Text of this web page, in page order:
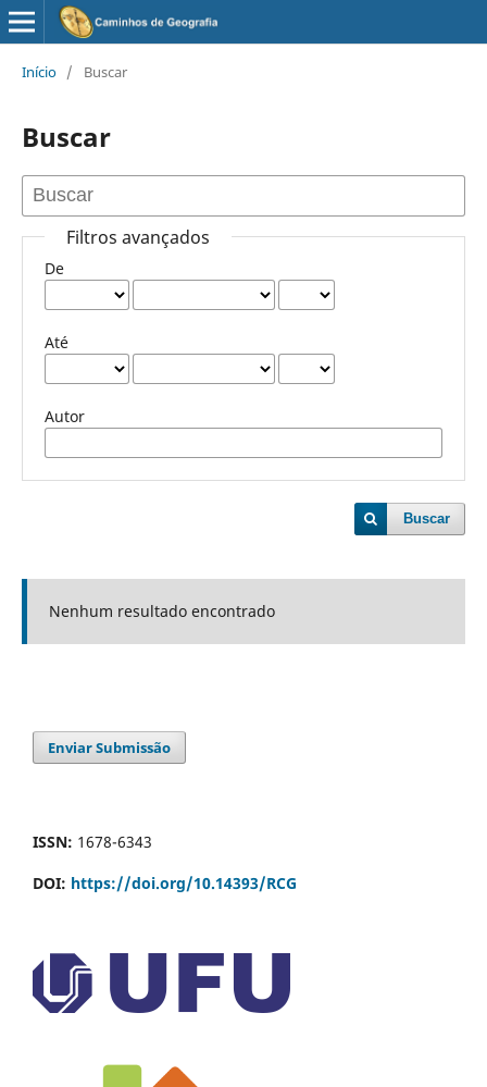
Início / Buscar
Buscar
Filtros avançados
De
Até
Autor
Buscar
Nenhum resultado encontrado
Enviar Submissão
ISSN: 1678-6343
DOI: https://doi.org/10.14393/RCG